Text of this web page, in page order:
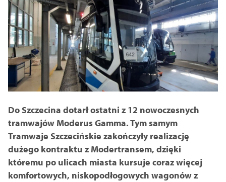
Do Szczecina dotarł ostatni z 12 nowoczesnych
tramwajów Moderus Gamma. Tym samym
Tramwaje Szczecińskie zakończyły realizację
dużego kontraktu z Modertransem, dzięki
któremu po ulicach miasta kursuje coraz więcej
komfortowych, niskopodłogowych wagonów z